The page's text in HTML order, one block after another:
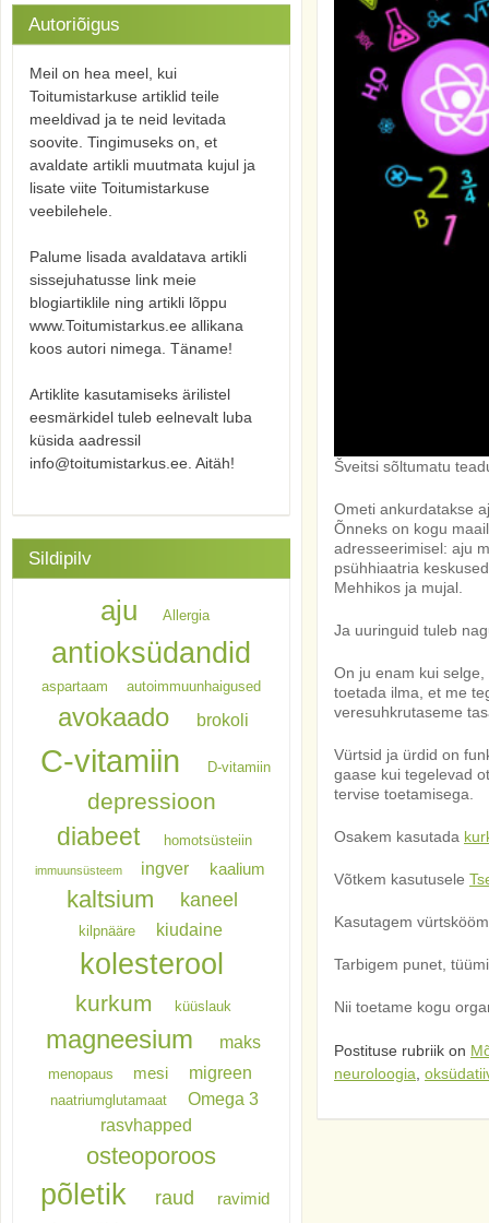
Šveitsi sõltumatu
Ometi ankurdatakse
Õnneks on kogu
adresseerimisel: aju
psühhiaatria
Mehhikos ja mujal.
Ja uuringuid tuleb
On ju enam kui
toetada ilma, et me
veresuhkrutaseme
Vürtsid ja ürdid on
gaase kui tegelevad
tervise toetamisega.
Osakem kasutada
Võtkem kasutusele
Kasutagem
Tarbigem punet,
Nii toetame kogu
Postituse rubriik on
neuroloogia
Autoriõigus
Meil on hea meel, kui
Toitumistarkuse artiklid teile
meeldivad ja te neid levitada
soovite. Tingimuseks on, et
avaldate artikli muutmata kujul ja
lisate viite Toitumistarkuse
veebilehele.
Palume lisada avaldatava artikli
sissejuhatusse link meie
blogiartiklile ning artikli lõppu
www.Toitumistarkus.ee allikana
koos autori nimega. Täname!
Artiklite kasutamiseks ärilistel
eesmärkidel tuleb eelnevalt luba
küsida aadressil
info@toitumistarkus.ee. Aitäh!
Sildipilv
aju Allergia
antioksüdandid
aspartaam autoimmuunhaigused
avokaado brokoli
C-vitamiin D-vitamiin
depressioon
diabeet homotsüsteiin
immuunsüsteem ingver kaalium
kaltsium kaneel
kilpnääre kiudaine
kolesterool
kurkum küüslauk
magneesium maks
menopaus mesi migreen
naatriumglutamaat
Omega 3
rasvhapped
osteoporoos
põletik raud ravimid